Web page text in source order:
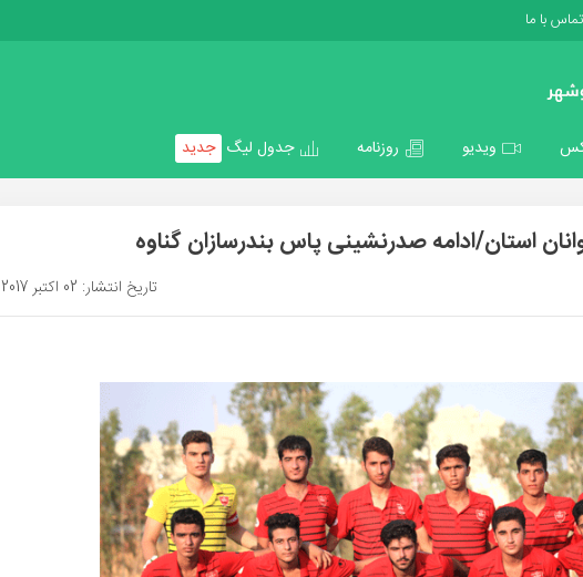
تماس با ما
ویدیو روزنامه جدول لیگ جدید
استان/ادامه صدرنشینی پاس بندرسازان گناوه
تاریخ انتشار: 02 اکتبر 2017